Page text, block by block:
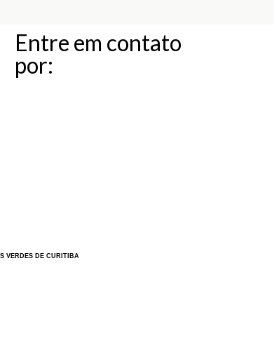
Entre em contato
por:
VERDES DE CURITIBA